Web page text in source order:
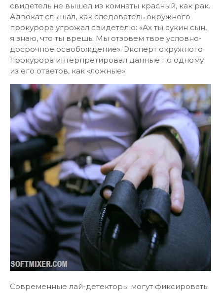
свидетель не вышел из комнаты красный, как рак.
Адвокат слышал, как следователь окружного
прокурора угрожал свидетелю: «Ах ты сукин сын,
я знаю, что ты врешь. Мы отзовем твое условно-
досрочное освобождение». Эксперт окружного
прокурора интерпретировал данные по одному
из его ответов, как «ложные».
Современные лай-детекторы могут фиксировать